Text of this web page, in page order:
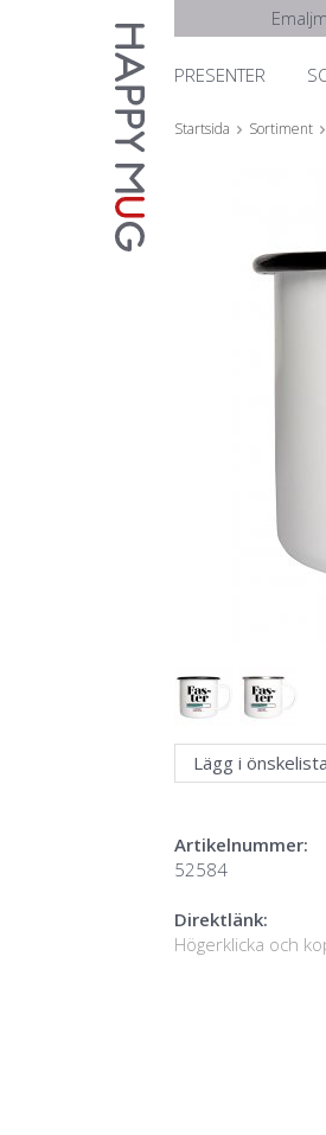
PRESENTER
Startsida Sortiment
Lägg i önskelista
Artikelnummer:
52584
Direktlänk:
Högerklicka och